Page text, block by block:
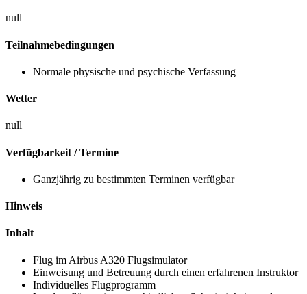
null
Teilnahmebedingungen
Normale physische und psychische Verfassung
Wetter
null
Verfügbarkeit / Termine
Ganzjährig zu bestimmten Terminen verfügbar
Hinweis
Inhalt
Flug im Airbus A320 Flugsimulator
Einweisung und Betreuung durch einen erfahrenen Instruktor
Individuelles Flugprogramm